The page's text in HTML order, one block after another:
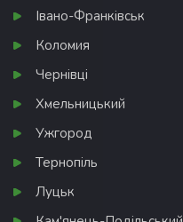
Івано-Франківськ
Коломия
Чернівці
Хмельницький
Ужгород
Тернопіль
Луцьк